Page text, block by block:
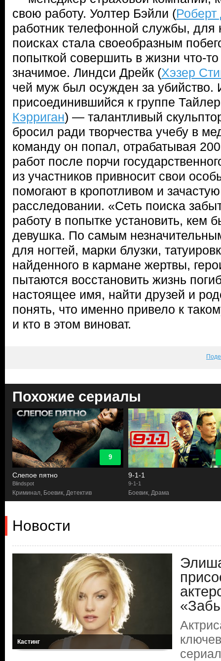
свою работу. Уолтер Бэйли (
работник телефонной службы, для
поисках стала своеобразным
попыткой совершить в жизни что-
значимое. Линдси Дрейк (Хэзер
чей муж был осужден за убийство.
присоединившийся к группе
Кэрриган) — талантливый
бросил ради творчества учебу в
команду он попал, отрабатывая
работ после порчи
из участников привносит свои
помогают в кропотливом и
расследовании. «Сеть поиска
работу в попытке установить, кем
девушка. По самым
для ногтей, марки блузки,
найденного в кармане жертвы,
пытаются восстановить жизнь
настоящее имя, найти друзей и
понять, что именно привело к
и кто в этом виноват.
Похожие сериалы
9
Слепое пятно
Blindspot
Криминал, Боевик, Детектив
9-1-1
9-1-1
Боевик, Драма
Новости
Кастинг